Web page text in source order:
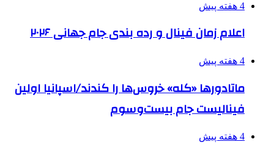
4 هفته پیش
اعلام زمان فینال و رده بندی جام جهانی ۲۰۲۶
4 هفته پیش
ماتادورها «کله» خروس‌ها را کندند/اسپانیا اولین
فینالیست جام بیست‌وسوم
4 هفته پیش